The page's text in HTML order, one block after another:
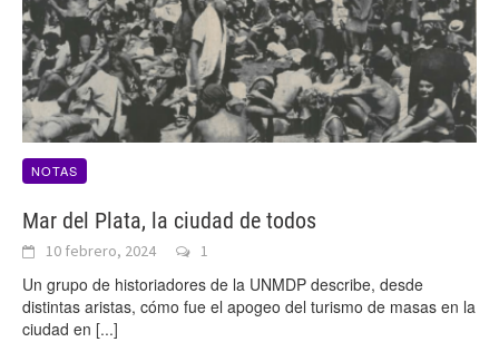
NOTAS
Mar del Plata, la ciudad de todos
10 febrero, 2024 1
Un grupo de historiadores de la UNMDP describe, desde
distintas aristas, cómo fue el apogeo del turismo de masas en la
ciudad en [...]